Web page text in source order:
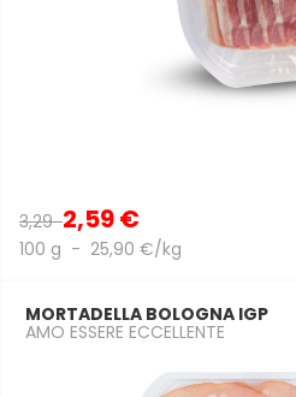
3,292,59 €
100 g - 25,90 €/kg
MORTADELLA BOLOGNA IGP
AMO ESSERE ECCELLENTE